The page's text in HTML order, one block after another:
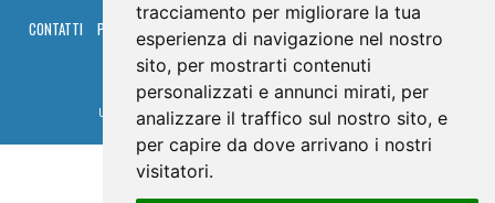
tracciamento per migliorare la tua
esperienza di navigazione nel nostro
sito, per mostrarti contenuti
personalizzati e annunci mirati, per
analizzare il traffico sul nostro sito, e
per capire da dove arrivano i nostri
visitatori.
CONTATTI PRIVACY COOKIES PALINSESTO DIRETTA TV
DIRETTA RADIO
RGM HITRADIO
© TRG Media 2005-2026
Umbria Televisioni s.r.l. - P.I.00496230541 - www.trgmedia.it- Powered by